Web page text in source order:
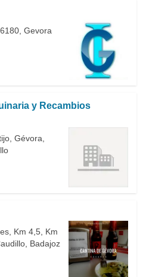
Gevora
y Recambios
Gévora,
Km 4,5, Km
Badajoz